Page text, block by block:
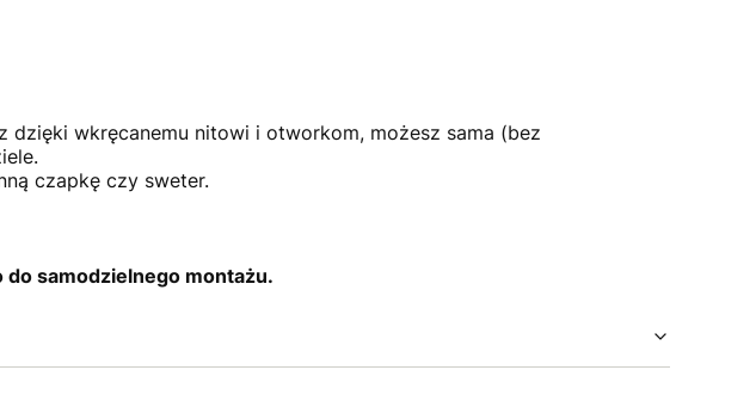
dzięki wkręcanemu nitowi i otworkom, możesz sama (bez
czapkę czy sweter.
samodzielnego montażu.